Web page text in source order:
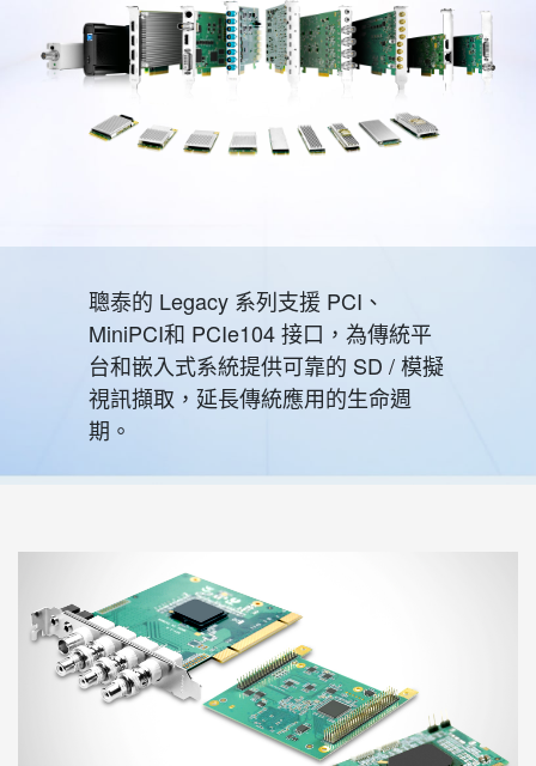
聰泰的 Legacy 系列支援 PCI、
MiniPCI和 PCIe104 接口，為傳統平
台和嵌入式系統提供可靠的 SD / 模擬
視訊擷取，延長傳統應用的生命週
期。